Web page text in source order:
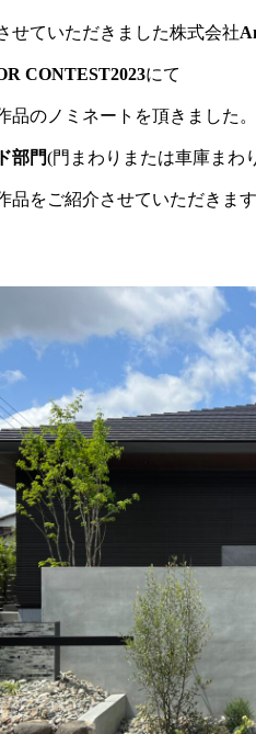
せていただきました株式会社
CONTEST2023にて
品のノミネートを頂きました。
部門(門まわりまたは車庫まわ
品をご紹介させていただきま